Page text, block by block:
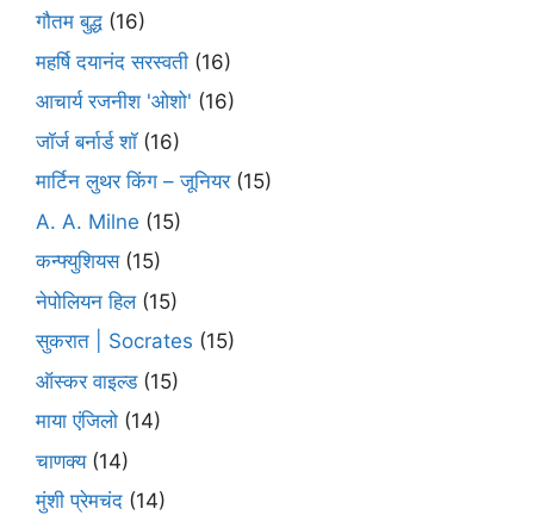
गौतम बुद्ध (16)
महर्षि दयानंद सरस्वती (16)
आचार्य रजनीश 'ओशो' (16)
जॉर्ज बर्नार्ड शॉ(16)
मार्टिन लुथर किंग – जूनियर(15)
A. A. Milne (15)
कन्फ्युशियस(15)
नेपोलियन हिल(15)
सुकरात | Socrates (15)
ऑस्कर वाइल्ड(15)
माया एंजिलो (14)
चाणक्य(14)
मुंशी प्रेमचंद (14)